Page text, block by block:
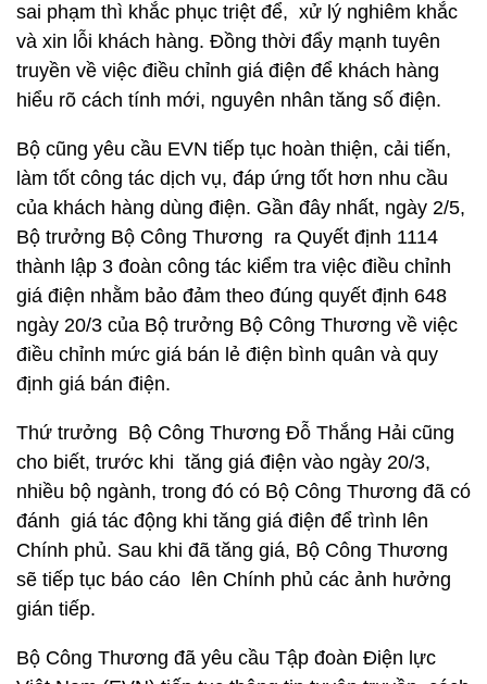
sai phạm thì khắc phục triệt để, xử lý nghiêm khắc
và xin lỗi khách hàng. Đồng thời đẩy mạnh tuyên
truyền về việc điều chỉnh giá điện để khách hàng
hiểu rõ cách tính mới, nguyên nhân tăng số điện.
Bộ cũng yêu cầu EVN tiếp tục hoàn thiện, cải tiến,
làm tốt công tác dịch vụ, đáp ứng tốt hơn nhu cầu
của khách hàng dùng điện. Gần đây nhất, ngày 2/5,
Bộ trưởng Bộ Công Thương ra Quyết định 1114
thành lập 3 đoàn công tác kiểm tra việc điều chỉnh
giá điện nhằm bảo đảm theo đúng quyết định 648
ngày 20/3 của Bộ trưởng Bộ Công Thương về việc
điều chỉnh mức giá bán lẻ điện bình quân và quy
định giá bán điện.
Thứ trưởng Bộ Công Thương Đỗ Thắng Hải cũng
cho biết, trước khi tăng giá điện vào ngày 20/3,
nhiều bộ ngành, trong đó có Bộ Công Thương đã có
đánh giá tác động khi tăng giá điện để trình lên
Chính phủ. Sau khi đã tăng giá, Bộ Công Thương
sẽ tiếp tục báo cáo lên Chính phủ các ảnh hưởng
gián tiếp.
Bộ Công Thương đã yêu cầu Tập đoàn Điện lực